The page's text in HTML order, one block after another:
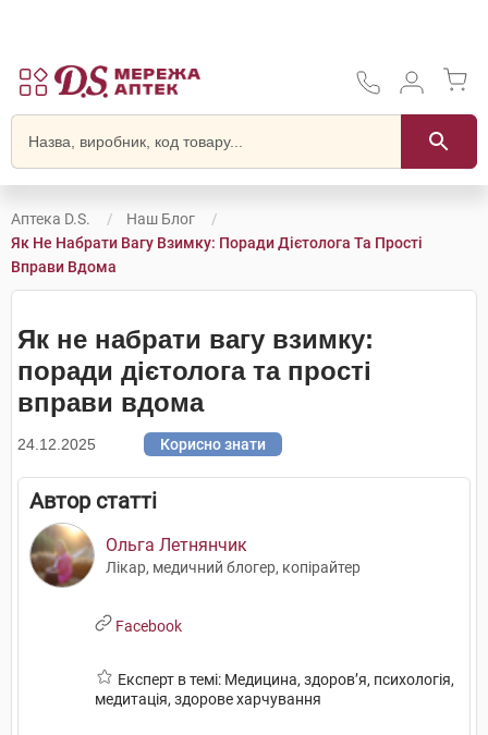
Аптека D.S.
Наш Блог
Як Не Набрати Вагу Взимку: Поради Дієтолога Та Прості
Вправи Вдома
Як не набрати вагу взимку:
поради дієтолога та прості
вправи вдома
24.12.2025 Корисно знати
Автор статті
Ольга Летнянчик
Лікар, медичний блогер, копірайтер
Facebook
Експерт в темі: Медицина, здоров’я, психологія,
медитація, здорове харчування